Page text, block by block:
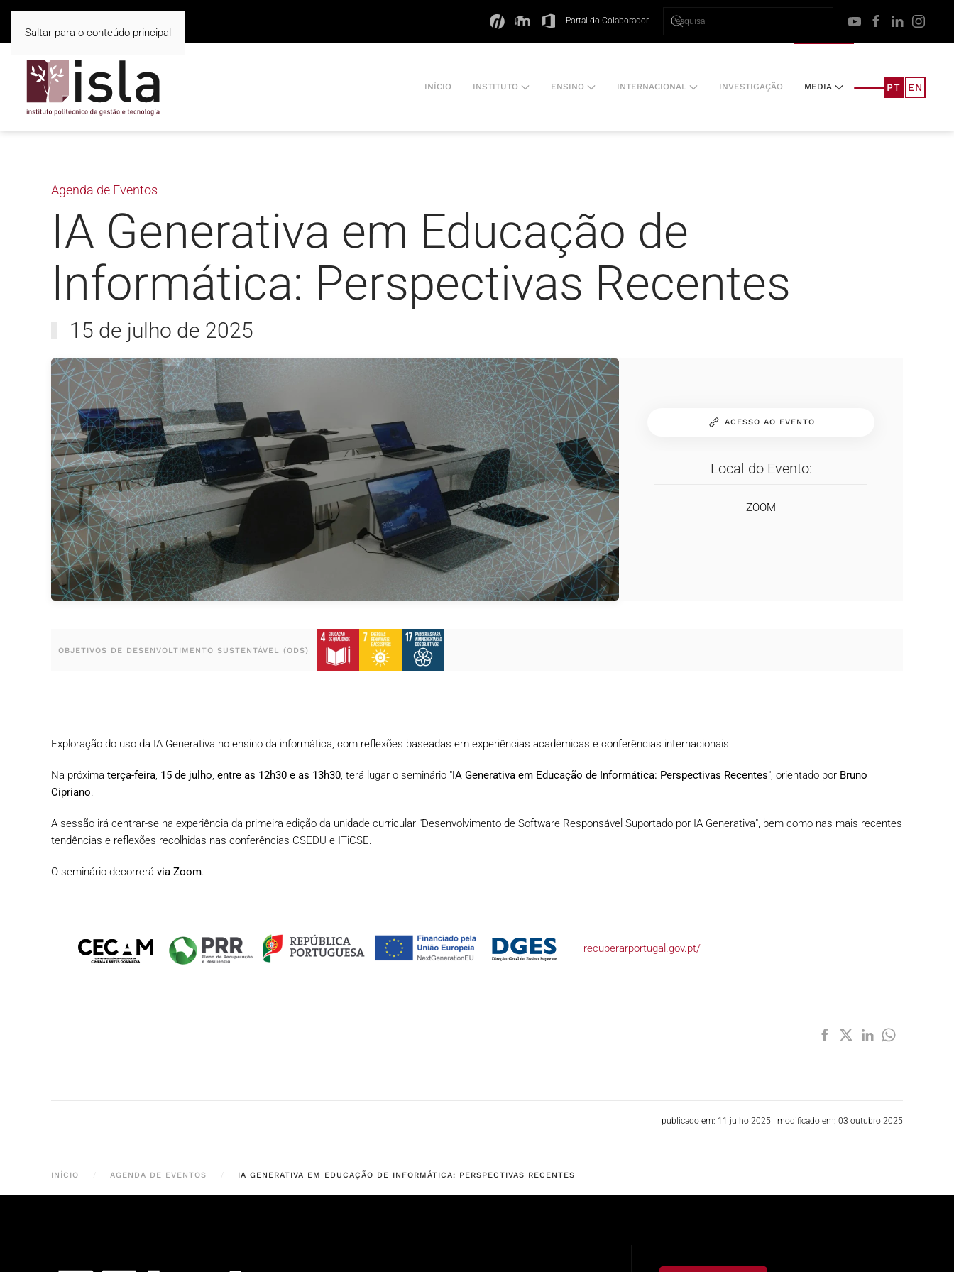
Saltar para o conteúdo principal
Portal do Colaborador
INÍCIO INSTITUTO ENSINO INTERNACIONAL INVESTIGAÇÃO MEDIA PT EN
Agenda de Eventos
IA Generativa em Educação de
Informática: Perspectivas Recentes
15 de julho de 2025
ACESSO AO EVENTO
Local do Evento:
ZOOM
OBJETIVOS DE DESENVOLTIMENTO SUSTENTÁVEL (ODS)
Exploração do uso da IA Generativa no ensino da informática, com reflexões baseadas em experiências académicas e conferências internacionais
Na próxima terça-feira, 15 de julho, entre as 12h30 e as 13h30, terá lugar o seminário " IA Generativa em Educação de Informática: Perspectivas Recentes", orientado por Bruno
Cipriano.
A sessão irá centrar-se na experiência da primeira edição da unidade curricular "Desenvolvimento de Software Responsável Suportado por IA Generativa", bem como nas mais recentes
tendências e reflexões recolhidas nas conferências CSEDU e ITiCSE.
O seminário decorrerá via Zoom.
recuperarportugal.gov.pt/
publicado em: 11 julho 2025 | modificado em: 03 outubro 2025
INÍCIO AGENDA DE EVENTOS IA GENERATIVA EM EDUCAÇÃO DE INFORMÁTICA: PERSPECTIVAS RECENTES